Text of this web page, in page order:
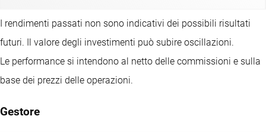
I rendimenti passati non sono indicativi dei possibili risultati
futuri. Il valore degli investimenti può subire oscillazioni.
Le performance si intendono al netto delle commissioni e sulla
base dei prezzi delle operazioni.
Gestore